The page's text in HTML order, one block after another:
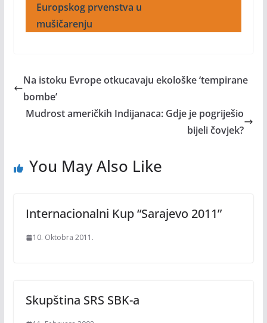
Europskog prvenstva u
mušičarenju
Na istoku Evrope otkucavaju ekološke ‘tempirane
bombe’
Mudrost američkih Indijanaca: Gdje je pogriješio
bijeli čovjek?
You May Also Like
Internacionalni Kup “Sarajevo 2011”
10. Oktobra 2011.
Skupština SRS SBK-a